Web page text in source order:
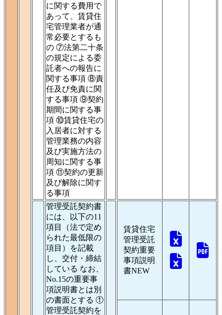
に関する費用で
あって、賃貸住
宅管理業者が通
常必要とするも
の ⑦法第二十条
の規定による委
託者への報告に
関する事項 ⑧責
任及び免責に関
する事項 ⑨契約
期間に関する事
項 ⑩賃貸住宅の
入居者に対する
管理業務の内容
及び実施方法の
周知に関する事
項 ⑪契約の更新
及び解除に関す
る事項
管理受託契約書
には、以下の11
項目（法で定め
られた最低限の
項目）を記載
し、交付・締結
している なお、
No.15の重要事
項説明書とは別
の書面とする ①
管理受託契約を
賃貸住宅
管理受託
契約重要
事項説明
書NEW